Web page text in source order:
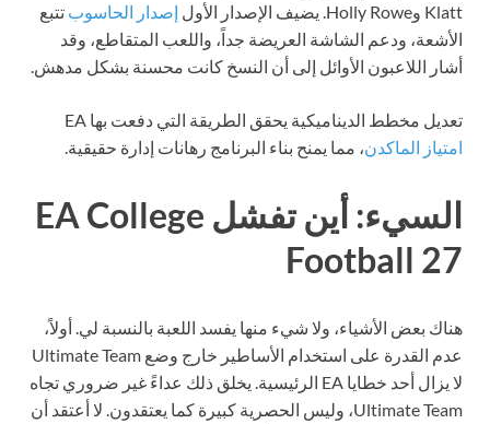
Klatt وHolly Rowe. يضيف الإصدار الأول
إصدار الحاسوب تتبع
الأشعة، ودعم الشاشة العريضة جداً، واللعب المتقاطع، وقد
أشار اللاعبون الأوائل إلى أن النسخ كانت محسنة بشكل مدهش.
تعديل مخطط الديناميكية يحقق الطريقة التي دفعت بها EA
امتياز الماكدن، مما يمنح بناء البرنامج رهانات إدارة حقيقية.
السيء: أين تفشل EA College
Football 27
هناك بعض الأشياء، ولا شيء منها يفسد اللعبة بالنسبة لي. أولاً،
عدم القدرة على استخدام الأساطير خارج وضع Ultimate Team
لا يزال أحد خطايا EA الرئيسية. يخلق ذلك عداءً غير ضروري تجاه
Ultimate Team، وليس الحصرية كبيرة كما يعتقدون. لا أعتقد أن